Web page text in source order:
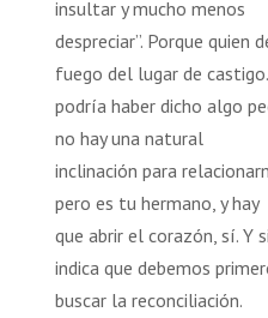
insultar y mucho menos
despreciar”. Porque quien
fuego del lugar de
podría haber dicho algo
no hay una natural
inclinación para
pero es tu hermano, y hay
que abrir el corazón, sí. Y
indica que debemos
buscar la reconciliación.